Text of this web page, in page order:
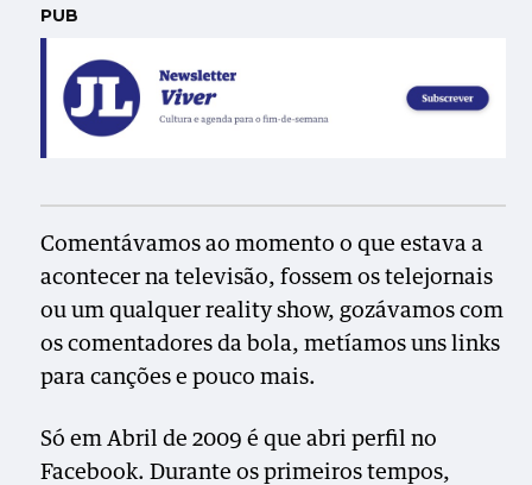
PUB
Comentávamos ao momento o que estava a
acontecer na televisão, fossem os telejornais
ou um qualquer reality show, gozávamos com
os comentadores da bola, metíamos uns links
para canções e pouco mais.
Só em Abril de 2009 é que abri perfil no
Facebook. Durante os primeiros tempos,